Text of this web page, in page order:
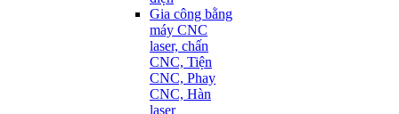
Gia công bằng
máy CNC
laser, chấn
CNC, Tiện
CNC, Phay
CNC, Hàn
laser